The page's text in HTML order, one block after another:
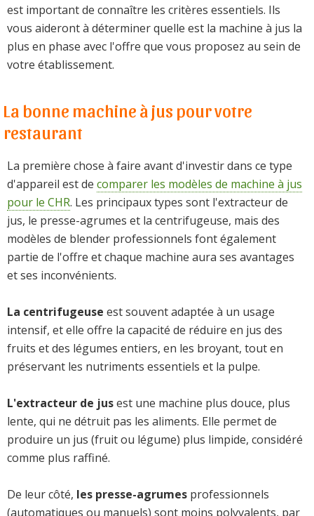
est important de connaître les critères essentiels. Ils
vous aideront à déterminer quelle est la machine à jus la
plus en phase avec l'offre que vous proposez au sein de
votre établissement.
La bonne machine à jus pour votre
restaurant
La première chose à faire avant d'investir dans ce type
d'appareil est de comparer les modèles de machine à jus
pour le CHR. Les principaux types sont l'extracteur de
jus, le presse-agrumes et la centrifugeuse, mais des
modèles de blender professionnels font également
partie de l'offre et chaque machine aura ses avantages
et ses inconvénients.
La centrifugeuse est souvent adaptée à un usage
intensif, et elle offre la capacité de réduire en jus des
fruits et des légumes entiers, en les broyant, tout en
préservant les nutriments essentiels et la pulpe.
L'extracteur de jusest une machine plus douce, plus
lente, qui ne détruit pas les aliments. Elle permet de
produire un jus (fruit ou légume) plus limpide, considéré
comme plus raffiné.
De leur côté, les presse-agrumes professionnels
(automatiques ou manuels) sont moins polyvalents, par